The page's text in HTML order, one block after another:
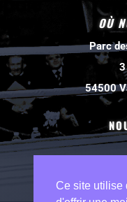
OÙ
Parc
54500
Ce site utilise